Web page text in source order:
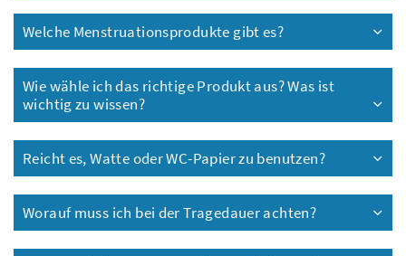
Welche Menstruationsprodukte gibt es?
Wie wähle ich das richtige Produkt aus? Was ist
wichtig zu wissen?
Reicht es, Watte oder WC-Papier zu benutzen?
Worauf muss ich bei der Tragedauer achten?